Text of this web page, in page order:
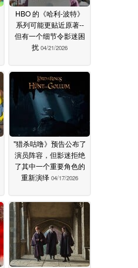
HBO 的《哈利-波特》
系列可能更贴近原著--
但有一个细节令影迷困
扰 04/21/2026
"猎杀咕噜》预告公布了
演员阵容，但影迷拒绝
了其中一个重要角色的
重新演绎 04/17/2026